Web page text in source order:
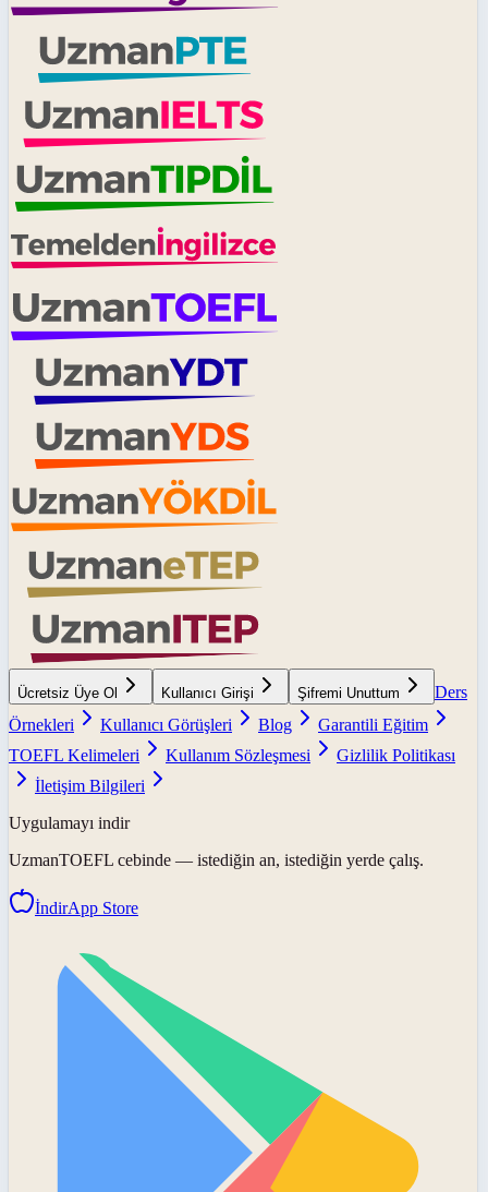
Ücretsiz Üye Ol Kullanıcı Girişi Şifremi Unuttum
Ders
Örnekleri
Kullanıcı Görüşleri Blog
Garantili Eğitim
TOEFL Kelimeleri
Kullanım Sözleşmesi
Gizlilik Politikası
İletişim Bilgileri
Uygulamayı indir
UzmanTOEFL cebinde — istediğin an, istediğin yerde çalış.
İndirApp Store